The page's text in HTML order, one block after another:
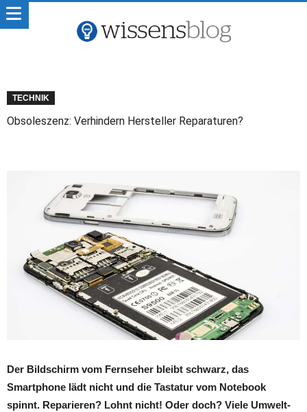
TECHNIK
Obsoleszenz: Verhindern Hersteller Reparaturen?
Der Bildschirm vom Fernseher bleibt schwarz, das
Smartphone lädt nicht und die Tastatur vom Notebook
spinnt. Reparieren? Lohnt nicht! Oder doch? Viele Umwelt-